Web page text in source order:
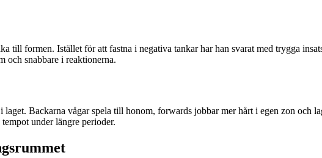
till formen. Istället för att fastna i negativa tankar har han svarat med trygga
och snabbare i reaktionerna.
Backarna vågar spela till honom, forwards jobbar mer hårt i egen zon och
under längre perioder.